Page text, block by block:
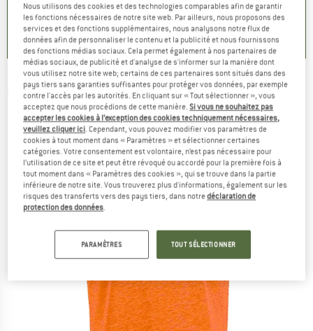
) 5,0(2)
4,9( 23)
GREENBOMB -Nature Moose Mountain Guide
- T-Shirts - T-shirt
(0)
Nous utilisons des cookies et des technologies comparables afin de garantir
les fonctions nécessaires de notre site web. Par ailleurs, nous proposons des
services et des fonctions supplémentaires, nous analysons notre flux de
données afin de personnaliser le contenu et la publicité et nous fournissons
des fonctions médias sociaux. Cela permet également à nos partenaires de
médias sociaux, de publicité et d'analyse de s'informer sur la manière dont
vous utilisez notre site web; certains de ces partenaires sont situés dans des
pays tiers sans garanties suffisantes pour protéger vos données, par exemple
contre l'accès par les autorités. En cliquant sur « Tout sélectionner », vous
acceptez que nous procédions de cette manière.Si vous ne souhaitez pas
accepter les cookies à l’exception des cookies techniquement nécessaires,
veuillez cliquer ici. Cependant, vous pouvez modifier vos paramètres de
cookies à tout moment dans « Paramètres » et sélectionner certaines
catégories. Votre consentement est volontaire, n’est pas nécessaire pour
l’utilisation de ce site et peut être révoqué ou accordé pour la première fois à
tout moment dans « Paramètres des cookies », qui se trouve dans la partie
inférieure de notre site. Vous trouverez plus d'informations, également sur les
risques des transferts vers des pays tiers, dans notredéclaration de
protection des données.
PARAMÈTRES TOUT SÉLECTIONNER